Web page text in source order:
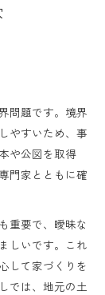
問題です。境界
やすいため、事
や公図を取得
門家とともに確
重要で、曖昧な
しいです。これ
して家づくりを
では、地元の土